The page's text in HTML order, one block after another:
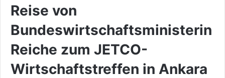
Reise von
Bundeswirtschaftsministerin
Reiche zum JETCO-
Wirtschaftstreffen in Ankara